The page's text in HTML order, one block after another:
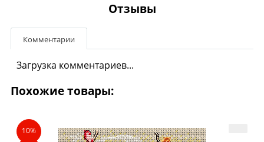
Отзывы
Комментарии
Загрузка комментариев...
Похожие товары:
10%